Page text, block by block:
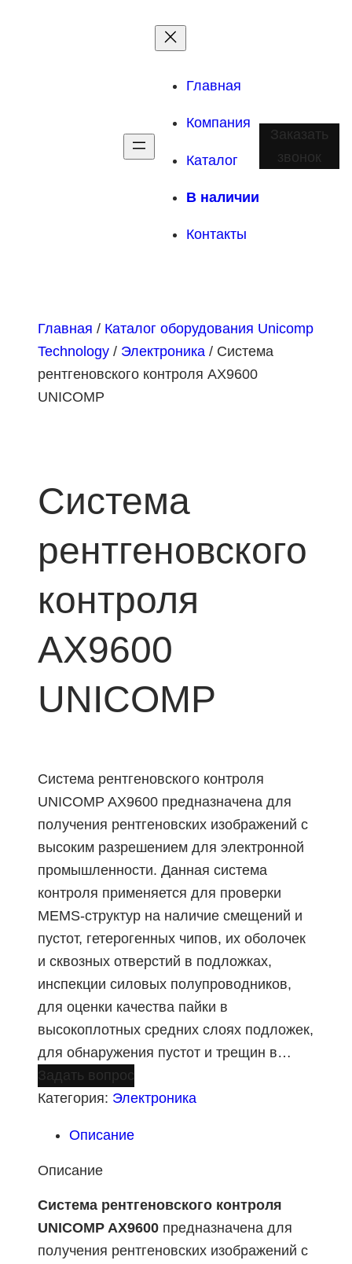
Главная
Компания
Каталог
В наличии
Контакты
Заказать
звонок
Главная / Каталог оборудования Unicomp
Technology / Электроника / Система
рентгеновского контроля AX9600
UNICOMP
Система
рентгеновского
контроля
AX9600
UNICOMP
Система рентгеновского контроля
UNICOMP AX9600 предназначена для
получения рентгеновских изображений с
высоким разрешением для электронной
промышленности. Данная система
контроля применяется для проверки
MEMS-структур на наличие смещений и
пустот, гетерогенных чипов, их оболочек
и сквозных отверстий в подложках,
инспекции силовых полупроводников,
для оценки качества пайки в
высокоплотных средних слоях подложек,
для обнаружения пустот и трещин в…
Задать вопрос
Категория: Электроника
Описание
Описание
Система рентгеновского контроля
UNICOMP AX9600 предназначена для
получения рентгеновских изображений с